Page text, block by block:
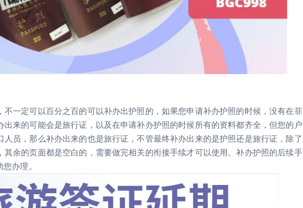
不一定可以百分之百的可以补办出护照的，如果您申请补办护照的时候，没有在菲
出来的可能会是旅行证，以及在申请补办护照的时候所有的资料都齐全，但您的户
人员，那么补办出来的也是旅行证，不管最终补办出来的是护照还是旅行证，除了
其余的页面都是空白的，需要做完相关的衔接手续才可以使用。补办护照的后续手
办理。